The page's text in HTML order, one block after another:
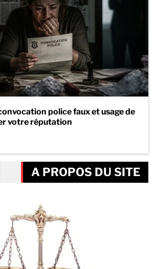
police faux et usage de
votre réputation
A PROPOS DU SITE